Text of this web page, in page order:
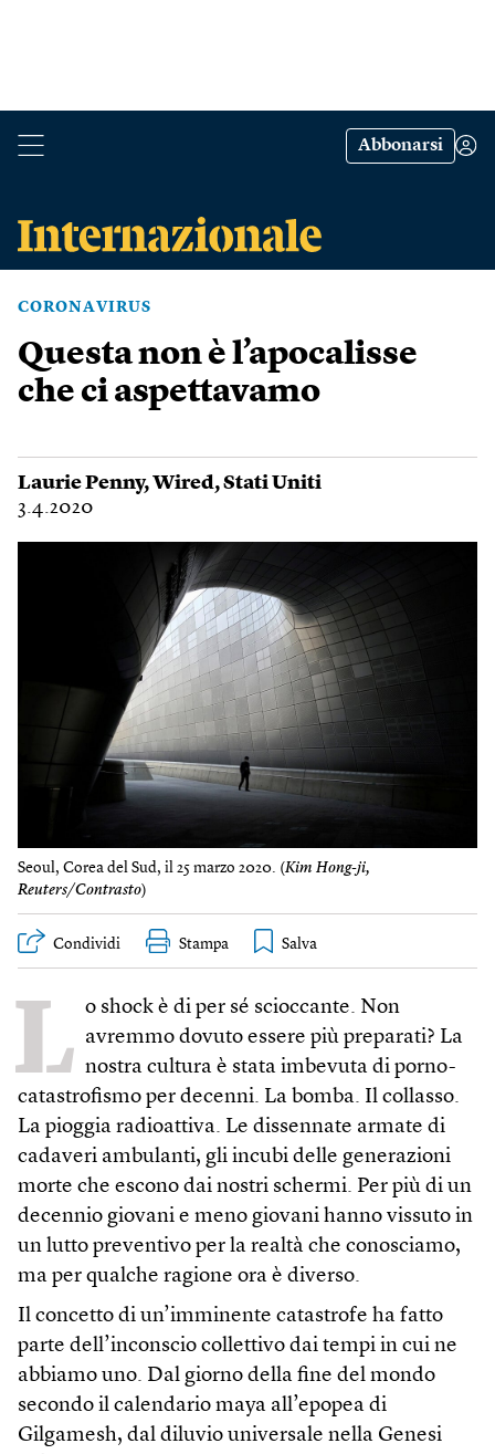
Abbonarsi
CORONAVIRUS
Questa non è l’apocalisse
che ci aspettavamo
Laurie Penny,Wired,Stati Uniti
3.4.2020
Seoul, Corea del Sud, il 25 marzo 2020. (Kim Hong-ji,
Reuters/Contrasto)
Condividi Stampa
L o shock è di per sé scioccante. Non
avremmo dovuto essere più preparati? La
nostra cultura è stata imbevuta di porno-
catastrofismo per decenni. La bomba. Il collasso.
La pioggia radioattiva. Le dissennate armate di
cadaveri ambulanti, gli incubi delle generazioni
morte che escono dai nostri schermi. Per più di un
decennio giovani e meno giovani hanno vissuto in
un lutto preventivo per la realtà che conosciamo,
ma per qualche ragione ora è diverso.
Il concetto di un’imminente catastrofe ha fatto
parte dell’inconscio collettivo dai tempi in cui ne
abbiamo uno. Dal giorno della fine del mondo
secondo il calendario maya all’epopea di
Gilgamesh, dal diluvio universale nella Genesi